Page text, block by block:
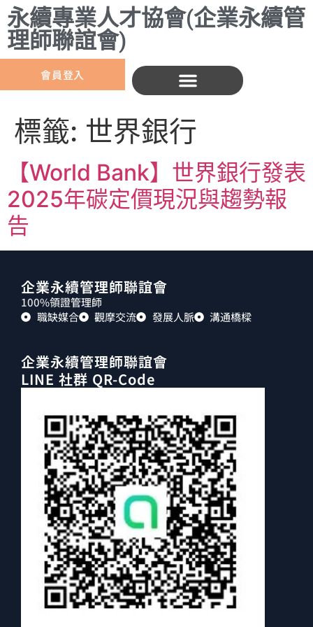
永續專業人才協會(企業永續管
理師聯誼會)
會員登入
標籤: 世界銀行
【World Bank】世界銀行發表
2025年碳定價現況與趨勢報
告
企業永續管理師聯誼會
100%領證管理師
職缺媒合
觀摩交流 發展人脈 溝通橋樑
企業永續管理師聯誼會
LINE 社群 QR-Code